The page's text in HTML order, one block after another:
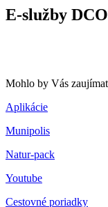
E-služby
Mohlo by Vás
Aplikácie
Munipolis
Natur-pack
Youtube
Cestovné poriadky